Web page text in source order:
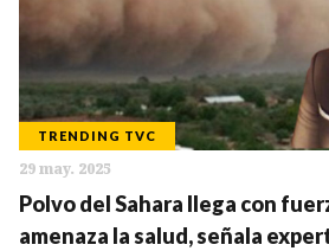
TRENDING TVC
29 may. 2025
Polvo del Sahara llega con
amenaza la salud, señala